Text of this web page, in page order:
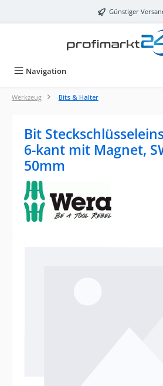
Günstiger
Navigation
Werkzeug Bits & Halter
Bit
6-kant mit Magnet,
50mm